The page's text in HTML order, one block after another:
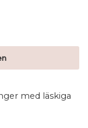
med läskiga